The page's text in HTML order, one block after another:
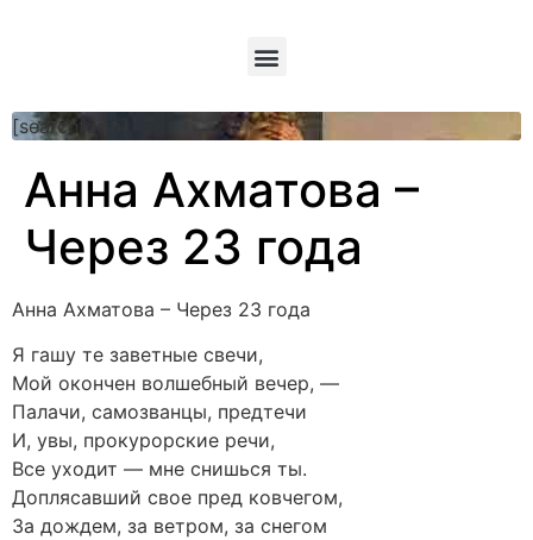
[searchform]
Анна Ахматова –
Через 23 года
Анна Ахматова – Через 23 года
Я гашу те заветные свечи,
Мой окончен волшебный вечер, —
Палачи, самозванцы, предтечи
И, увы, прокурорские речи,
Все уходит — мне снишься ты.
Доплясавший свое пред ковчегом,
За дождем, за ветром, за снегом